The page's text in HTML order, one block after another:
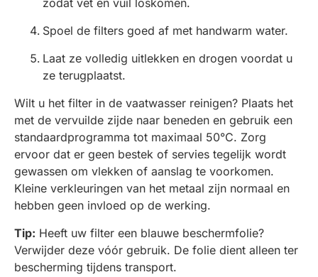
Spoel de filters goed af met handwarm water.
Laat ze volledig uitlekken en drogen voordat u
ze terugplaatst.
Wilt u het filter in de vaatwasser reinigen? Plaats het
met de vervuilde zijde naar beneden en gebruik een
standaardprogramma tot maximaal 50°C. Zorg
ervoor dat er geen bestek of servies tegelijk wordt
gewassen om vlekken of aanslag te voorkomen.
Kleine verkleuringen van het metaal zijn normaal en
hebben geen invloed op de werking.
Tip: Heeft uw filter een blauwe beschermfolie?
Verwijder deze vóór gebruik. De folie dient alleen ter
bescherming tijdens transport.